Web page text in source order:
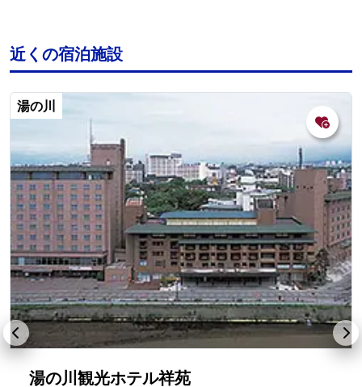
近くの宿泊施設
湯の川
湯の川観光ホテル祥苑